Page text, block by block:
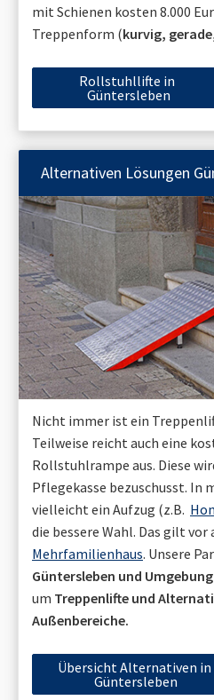
mit Schienen kosten 8.000
Treppenform (kurvig,
Rollstuhllifte in
Güntersleben
Alternativen Lösungen
Nicht immer ist ein
Teilweise reicht auch eine
Rollstuhlrampe aus. Diese
Pflegekasse bezuschusst. In
vielleicht ein Aufzug (z.B.
die bessere Wahl. Das gilt vor
Mehrfamilienhaus. Unsere
Güntersleben und Umgebung
um Treppenlifte und
Außenbereiche.
Übersicht Alternativen in
Güntersleben